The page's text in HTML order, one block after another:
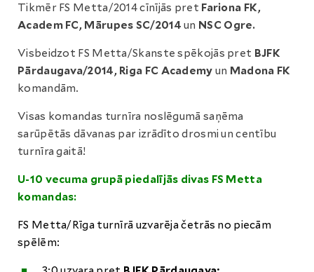
Tikmēr FS Metta/2014 cīnījās pret Fariona FK,
Academ FC, Mārupes SC/2014 un NSC Ogre.
Visbeidzot FS Metta/Skanste spēkojās pret BJFK
Pārdaugava/2014, Riga FC Academy un Madona FK
komandām.
Visas komandas turnīra noslēgumā saņēma
sarūpētās dāvanas par izrādīto drosmi un centību
turnīra gaitā!
U-10 vecuma grupā piedalījās divas FS Metta
komandas:
FS Metta/Rīga turnīrā uzvarēja četrās no piecām
spēlēm: